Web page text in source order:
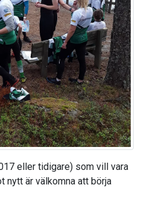
eller tidigare) som vill vara
nytt är välkomna att börja